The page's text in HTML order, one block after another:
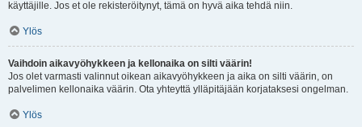
käyttäjille. Jos et ole rekisteröitynyt, tämä on hyvä aika tehdä niin.
Ylös
Vaihdoin aikavyöhykkeen ja kellonaika on silti väärin!
Jos olet varmasti valinnut oikean aikavyöhykkeen ja aika on silti väärin, on
palvelimen kellonaika väärin. Ota yhteyttä ylläpitäjään korjataksesi ongelman.
Ylös